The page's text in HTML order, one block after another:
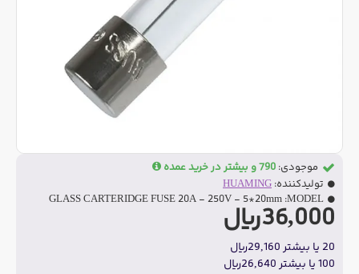
36,000ریال
20 یا بیشتر 29,160ریال
100 یا بیشتر 26,640ریال
موجودی: 790 و بیشتر در خرید عمده
تولیدکننده: HUAMING
MODEL:
GLASS CARTERIDGE FUSE 20A - 250V - 5*20mm